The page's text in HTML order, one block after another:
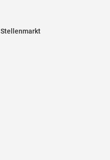
Stellenmarkt